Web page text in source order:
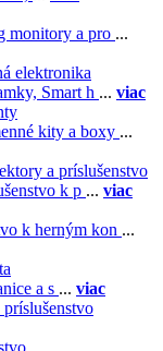
monitory a pro ...
elektronika
Smart h ... viac
kity a boxy ...
a príslušenstvo
k p ... viac
k herným kon ...
a s ... viac